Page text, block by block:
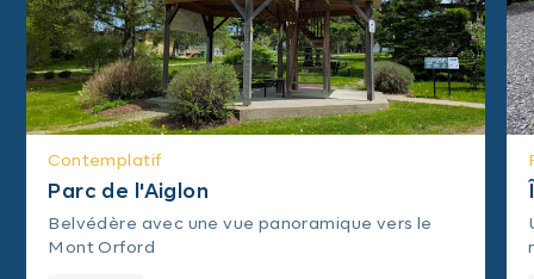
Contemplatif
Parc de l'Aiglon
Belvédère avec une vue panoramique vers le
Mont Orford